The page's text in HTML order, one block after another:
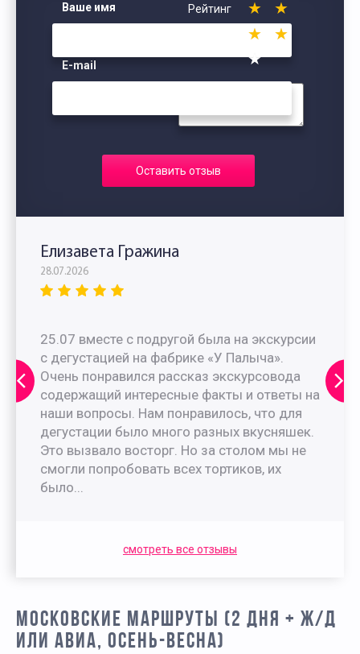
Ваше имя
E-mail
Рейтинг
Оставить отзыв
Елизавета Гражина
28.07.2026
25.07 вместе с подругой была на экскурсии
с дегустацией на фабрике «У Палыча».
Очень понравился рассказ экскурсовода
содержащий интересные факты и ответы на
наши вопросы. Нам понравилось, что для
дегустации было много разных вкусняшек.
Это вызвало восторг. Но за столом мы не
смогли попробовать всех тортиков, их
было...
смотреть все отзывы
МОСКОВСКИЕ МАРШРУТЫ (2 ДНЯ + Ж/Д
ИЛИ АВИА, ОСЕНЬ-ВЕСНА)